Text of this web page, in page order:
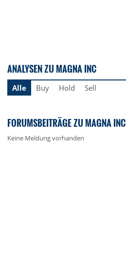
ANALYSEN ZU MAGNA INC
Alle Buy Hold Sell
FORUMSBEITRÄGE ZU MAGNA INC
Keine Meldung vorhanden